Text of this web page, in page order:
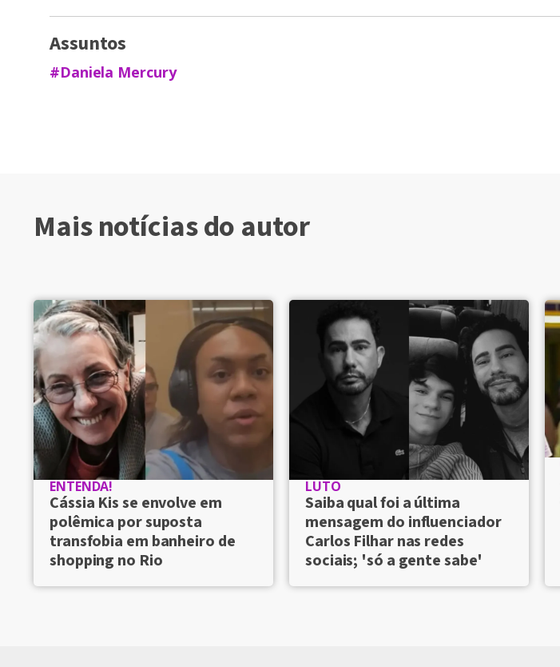
Assuntos
#Daniela Mercury
Mais notícias do autor
ENTENDA!
Cássia Kis se envolve em
polêmica por suposta
transfobia em banheiro de
shopping no Rio
LUTO
Saiba qual foi a última
mensagem do influenciador
Carlos Filhar nas redes
sociais; 'só a gente sabe'